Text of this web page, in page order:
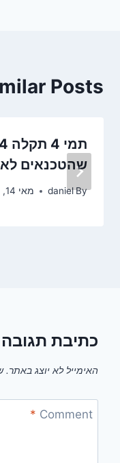
Posts
שהטכנאים
By
daniel מאי 14, 2025
כתיבת תגובה
האימייל לא יוצג באתר.
Comment
*